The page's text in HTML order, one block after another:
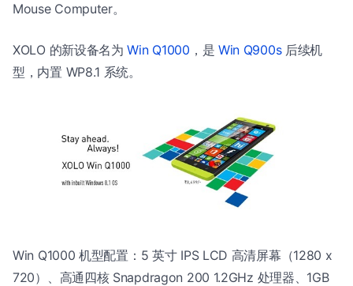
Mouse Computer。
XOLO 的新设备名为Win Q1000 ，是 Win Q900s后续机
型，内置 WP8.1 系统。
Win Q1000 机型配置：5 英寸 IPS LCD 高清屏幕（1280 x
720）、高通四核 Snapdragon 200 1.2GHz 处理器、1GB